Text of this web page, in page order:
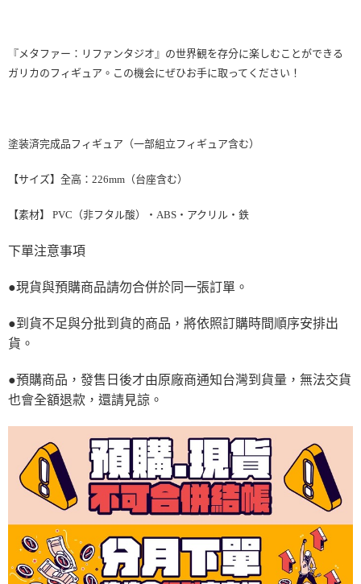
『メタファー：リファンタジオ』の世界観を存分に楽しむことができる
ガリカのフィギュア。この機会にぜひお手に取ってください！
塗装済完成品フィギュア（一部組立フィギュア含む）
【サイズ】全高：226mm（台座含む）
【素材】 PVC（非フタル酸）・ABS・アクリル・鉄
下單注意事項
●現貨與預購商品請勿合併於同一張訂單。
●到貨不足與分批到貨的商品，將依照訂購時間順序安排出
貨。
●預購商品，發售日後才由原廠商通知台灣到貨量，無法交貨
也會全額退款，還請見諒。